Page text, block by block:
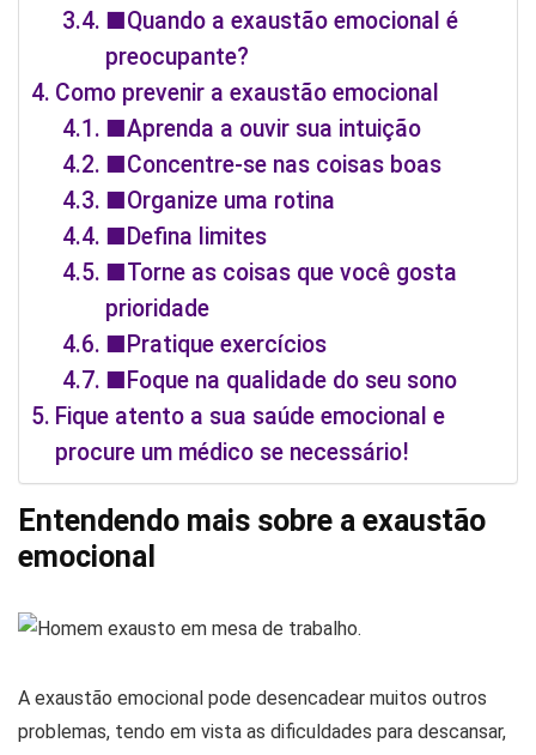
■Quando a exaustão emocional é
preocupante?
Como prevenir a exaustão emocional
■Aprenda a ouvir sua intuição
■Concentre-se nas coisas boas
■Organize uma rotina
■Defina limites
■Torne as coisas que você gosta
prioridade
■Pratique exercícios
■Foque na qualidade do seu sono
Fique atento a sua saúde emocional e
procure um médico se necessário!
Entendendo mais sobre a exaustão
emocional
A exaustão emocional pode desencadear muitos outros
problemas, tendo em vista as dificuldades para descansar,